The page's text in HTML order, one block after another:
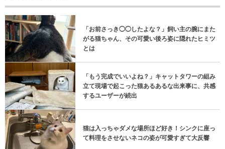
「お前さっき◯◯したよな？」飼い主の腕にまた
がる猫ちゃん、その可愛い後ろ姿に隠れたヒミツ
とは
「もう完成でいいよね？」キャットタワーの組み
立て現場で起こった猫あるあるな出来事に、共感
するユーザーが続出
猫は入っちゃダメな場所ほど好き！シンクに座っ
て料理をさせないネコの姿が可愛すぎて大反響